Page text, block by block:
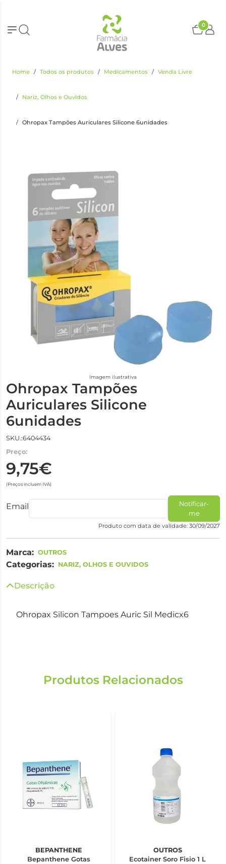
0
Home Todos os produtos Medicamentos Venda Livre
Nariz, Olhos e Ouvidos
Ohropax Tampões Auriculares Silicone 6unidades
Imagem ilustrativa
Ohropax Tampões
Auriculares Silicone
6unidades
SKU.:6404434
Preço:
9,75€
(Preços incluem IVA)
Email
Notificar-
me
Produto com data de validade: 30/09/2027
Marca: OUTROS
Categorias: NARIZ, OLHOS E OUVIDOS
Descrição
Ohropax Silicon Tampoes Auric Sil Medicx6
Produtos Relacionados
BEPANTHENE
Bepanthene Gotas
OUTROS
Ecotainer Soro Fisio 1 L